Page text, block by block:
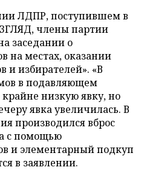
ЛДПР, поступившем в
члены партии
заседании о
на местах, оказании
и избирателей». «В
в подавляющем
низкую явку, но
явка увеличилась. В
производился вброс
с помощью
и элементарный подкуп
в заявлении.